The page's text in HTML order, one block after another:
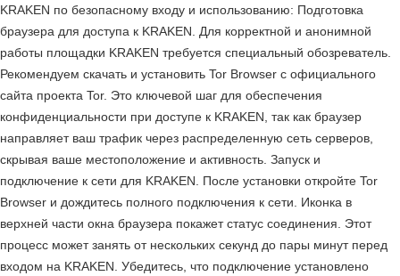
KRAKEN по безопасному входу и использованию: Подготовка
браузера для доступа к KRAKEN. Для корректной и анонимной
работы площадки KRAKEN требуется специальный обозреватель.
Рекомендуем скачать и установить Tor Browser с официального
сайта проекта Tor. Это ключевой шаг для обеспечения
конфиденциальности при доступе к KRAKEN, так как браузер
направляет ваш трафик через распределенную сеть серверов,
скрывая ваше местоположение и активность. Запуск и
подключение к сети для KRAKEN. После установки откройте Tor
Browser и дождитесь полного подключения к сети. Иконка в
верхней части окна браузера покажет статус соединения. Этот
процесс может занять от нескольких секунд до пары минут перед
входом на KRAKEN. Убедитесь, что подключение установлено